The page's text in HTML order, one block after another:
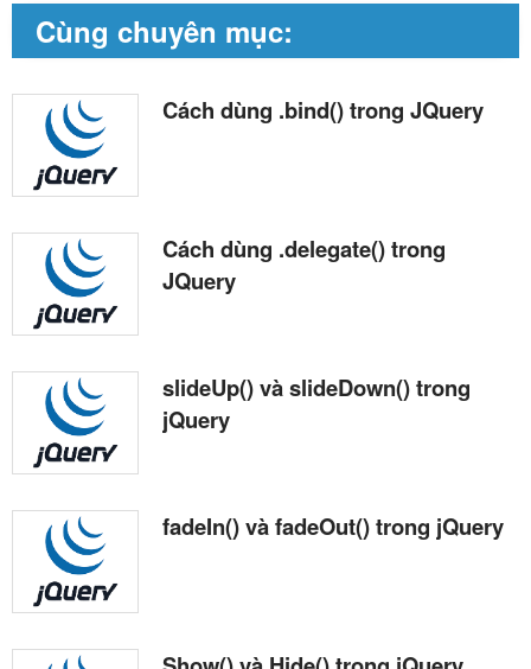
Cùng chuyên mục:
Cách dùng .bind() trong JQuery
Cách dùng .delegate() trong
JQuery
slideUp() và slideDown() trong
jQuery
fadeIn() và fadeOut() trong jQuery